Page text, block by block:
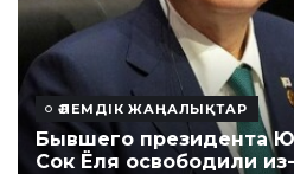
ӘЛЕМДІК ЖАҢАЛЫҚТАР
Бывшего президента
Сок Ëля освободили